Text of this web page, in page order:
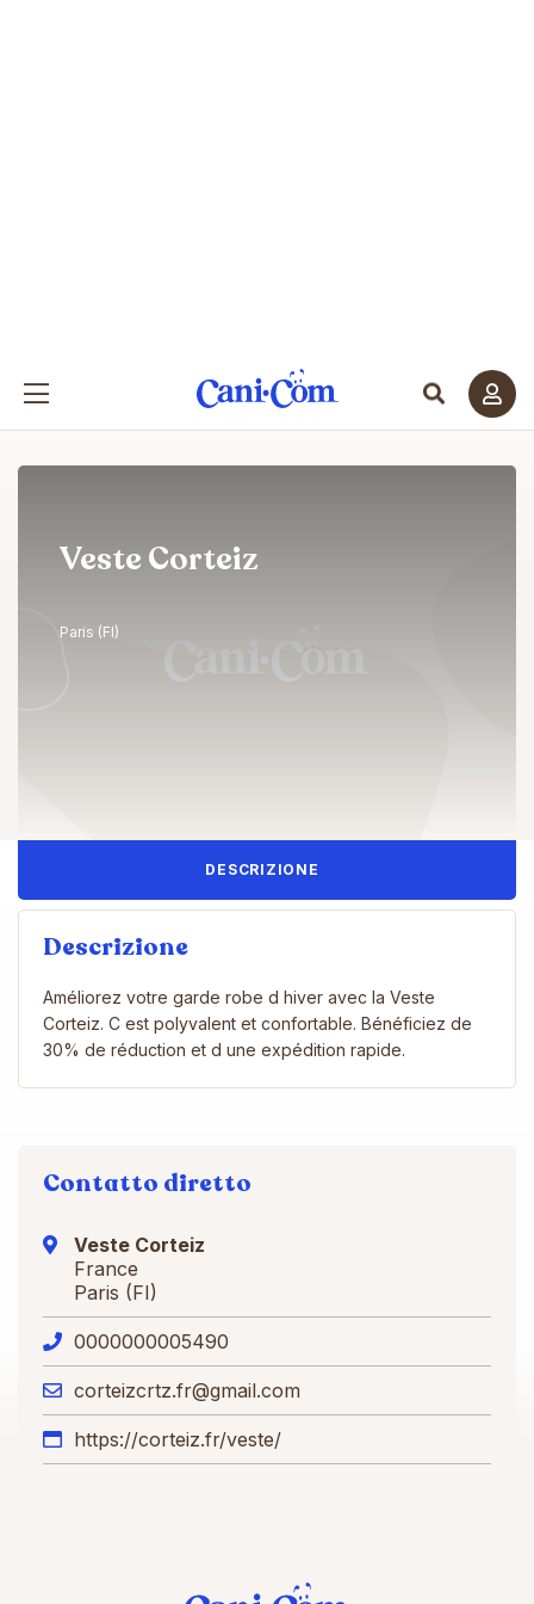
Veste Corteiz
Paris (FI)
DESCRIZIONE
Descrizione
Améliorez votre garde robe d hiver avec la Veste
Corteiz. C est polyvalent et confortable. Bénéficiez de
30% de réduction et d une expédition rapide.
Contatto diretto
Veste Corteiz
France
Paris (FI)
0000000005490
corteizcrtz.fr@gmail.com
https://corteiz.fr/veste/